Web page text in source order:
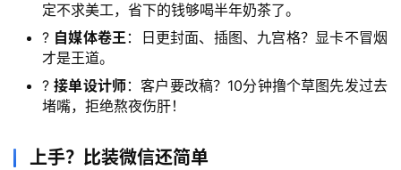
定不求美工，省下的钱够喝半年奶茶了。
? 自媒体卷王：日更封面、插图、九宫格？显卡不冒烟
才是王道。
?接单设计师：客户要改稿？10分钟撸个草图先发过去
堵嘴，拒绝熬夜伤肝！
上手？比装微信还简单